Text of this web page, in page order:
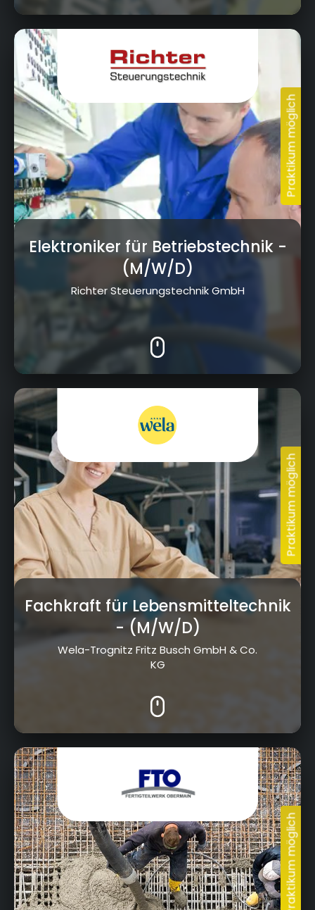
Krumme Fohre 67, 95359 Kasendorf
Elektroniker für Betriebstechnik-
(M/W/D)
Richter Steuerungstechnik GmbH
Alte Poststraße 12-13, 96337 Ludwigsstadt
Fachkraft für Lebensmitteltechnik
- (M/W/D)
Wela-Trognitz Fritz Busch GmbH & Co.
KG
Industriestraße 1, 96275 Marktzeuln, Horb am
Main